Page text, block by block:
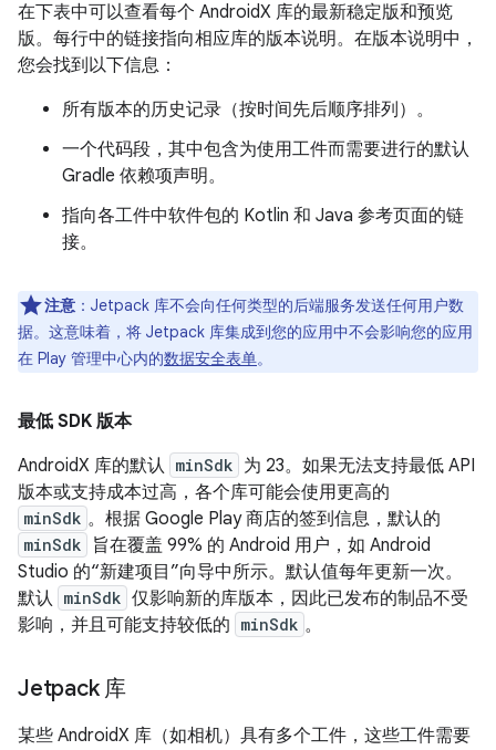
在下表中可以查看每个 AndroidX 库的最新稳定版和预览
版。每行中的链接指向相应库的版本说明。在版本说明中，
您会找到以下信息：
所有版本的历史记录（按时间先后顺序排列）。
一个代码段，其中包含为使用工件而需要进行的默认
Gradle 依赖项声明。
指向各工件中软件包的 Kotlin 和 Java 参考页面的链
接。
注意 ：Jetpack 库不会向任何类型的后端服务发送任何用户数
据。这意味着，将 Jetpack 库集成到您的应用中不会影响您的应用
在 Play 管理中心内的数据安全表单。
最低 SDK 版本
AndroidX 库的默认 minSdk 为 23。如果无法支持最低 API
版本或支持成本过高，各个库可能会使用更高的
minSdk 。根据 Google Play 商店的签到信息，默认的
minSdk
旨在覆盖 99% 的 Android 用户，如 Android
Studio 的“新建项目”向导中所示。默认值每年更新一次。
默认 minSdk 仅影响新的库版本，因此已发布的制品不受
影响，并且可能支持较低的 minSdk 。
Jetpack 库
某些 AndroidX 库（如相机）具有多个工件，这些工件需要